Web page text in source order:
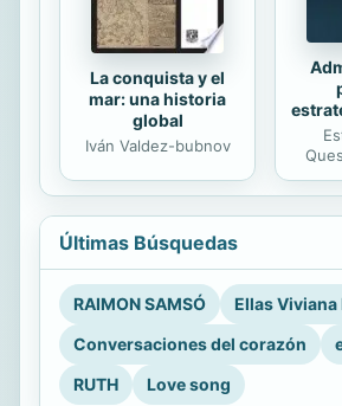
La conquista y el
mar: una historia
global
Iván Valdez-bubnov
Últimas Búsquedas
RAIMON SAMSÓ
Ellas Viviana
Conversaciones del corazón
RUTH
Love song